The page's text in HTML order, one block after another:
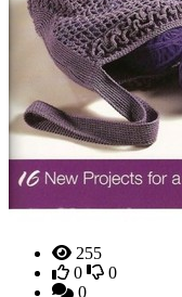
255
0
0
0